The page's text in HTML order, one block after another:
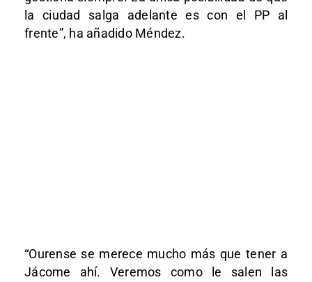
la ciudad salga adelante es con el PP al
frente”, ha añadido Méndez.
“Ourense se merece mucho más que tener a
Jácome ahí. Veremos como le salen las